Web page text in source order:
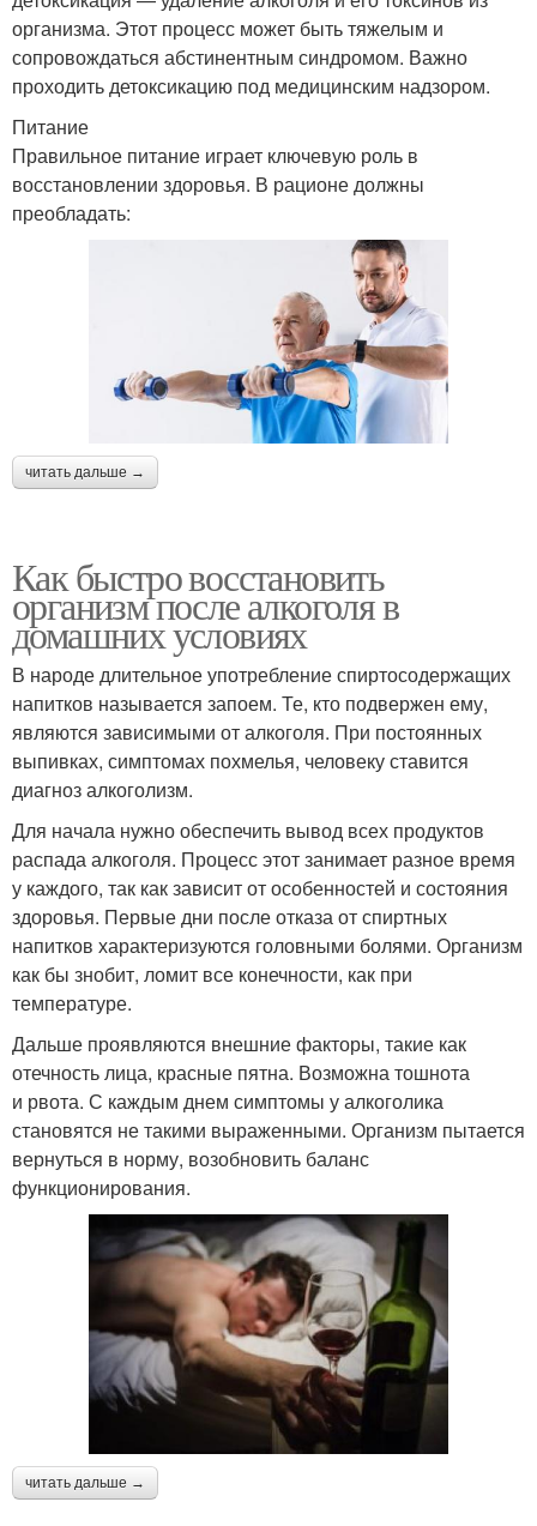
организма. Этот процесс может быть тяжелым и
сопровождаться абстинентным синдромом. Важно
проходить детоксикацию под медицинским надзором.
Питание
Правильное питание играет ключевую роль в
восстановлении здоровья. В рационе должны
преобладать:
читать дальше →
Как быстро восстановить
организм после алкоголя в
домашних условиях
В народе длительное употребление спиртосодержащих
напитков называется запоем. Те, кто подвержен ему,
являются зависимыми от алкоголя. При постоянных
выпивках, симптомах похмелья, человеку ставится
диагноз алкоголизм.
Для начала нужно обеспечить вывод всех продуктов
распада алкоголя. Процесс этот занимает разное время
у каждого, так как зависит от особенностей и состояния
здоровья. Первые дни после отказа от спиртных
напитков характеризуются головными болями. Организм
как бы знобит, ломит все конечности, как при
температуре.
Дальше проявляются внешние факторы, такие как
отечность лица, красные пятна. Возможна тошнота
и рвота. С каждым днем симптомы у алкоголика
становятся не такими выраженными. Организм пытается
вернуться в норму, возобновить баланс
функционирования.
читать дальше →